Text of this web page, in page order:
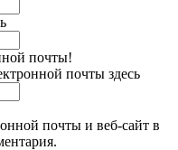
почты!
почты здесь
почты и веб-сайт в